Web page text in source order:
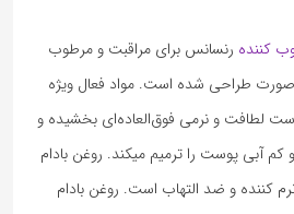
کننده رنسانس برای مراقبت و مرطوب
طراحی شده است. مواد فعال ویژه
لطافت و نرمی فوق‌العاده‌ای بخشیده و
آبی پوست را ترمیم می­کند. روغن بادام
­کننده و ضد التهاب است. روغن بادام